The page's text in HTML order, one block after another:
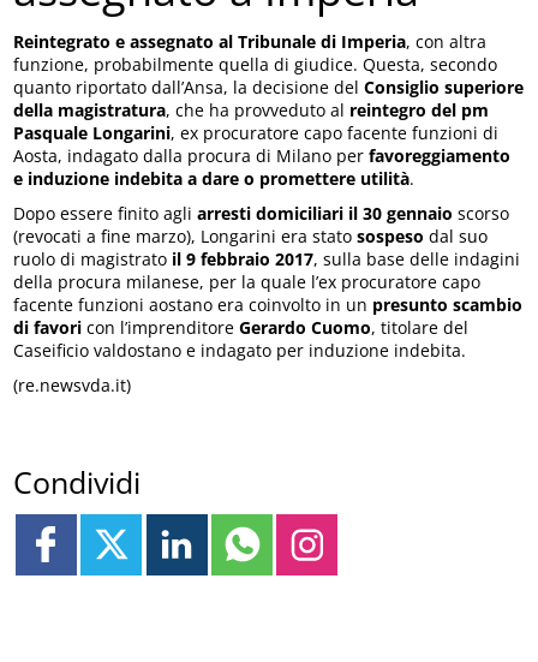
Reintegrato e assegnato al Tribunale di Imperia, con altra
funzione, probabilmente quella di giudice. Questa, secondo
quanto riportato dall’Ansa, la decisione delConsiglio superiore
della magistratura, che ha provveduto al reintegro del pm
Pasquale Longarini, ex procuratore capo facente funzioni di
Aosta, indagato dalla procura di Milano perfavoreggiamento
e induzione indebita a dare o promettere utilità.
Dopo essere finito agliarresti domiciliari il 30 gennaio scorso
(revocati a fine marzo), Longarini era statosospeso dal suo
ruolo di magistrato il 9 febbraio 2017, sulla base delle indagini
della procura milanese, per la quale l’ex procuratore capo
facente funzioni aostano era coinvolto in un presunto scambio
di favori con l’imprenditoreGerardo Cuomo, titolare del
Caseificio valdostano e indagato per induzione indebita.
(re.newsvda.it)
Condividi